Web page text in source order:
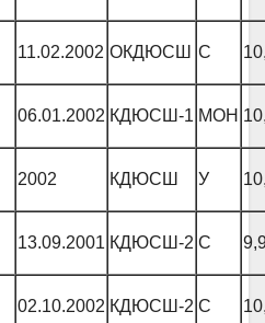
11.02.2002 ОКДЮСШ С
06.01.2002 КДЮСШ-1 МОН
2002 КДЮСШ У
13.09.2001 КДЮСШ-2 С
02.10.2002 КДЮСШ-2 С